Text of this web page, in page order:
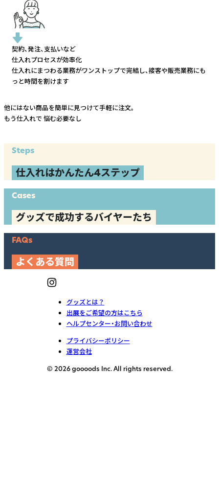
契約、発注、支払いなど
仕入れプロセスが効率化
仕入れにまつわる業務がワンストップで完結し、接客や販売業務にも
っと時間を割けます
他にはない商品を簡単に見つけて手軽に注文。
もう仕入れで 悩む必要なし
Steps
仕入れはかんたん4ステップ
Cases
グッズで成功するバイヤーたち
FAQs
よくある質問
グッズとは？
出展をご希望の方はこちら
ヘルプセンター・お問い合わせ
プライバシーポリシー
運営会社
© 2026 goooods Inc. All rights reserved.